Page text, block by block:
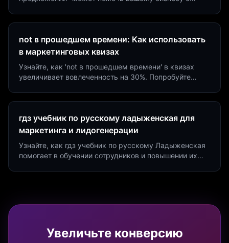
not в прошедшем времени: Как использовать
в маркетинговых квизах
Узнайте, как 'not в прошедшем времени' в квизах
увеличивает вовлеченность на 30%. Попробуйте
гдз учебник по русскому ладыженская для
маркетинга и лидогенерации
Узнайте, как гдз учебник по русскому Ладыженская
помогает в обучении сотрудников и повышении их
Увеличьте конверсию